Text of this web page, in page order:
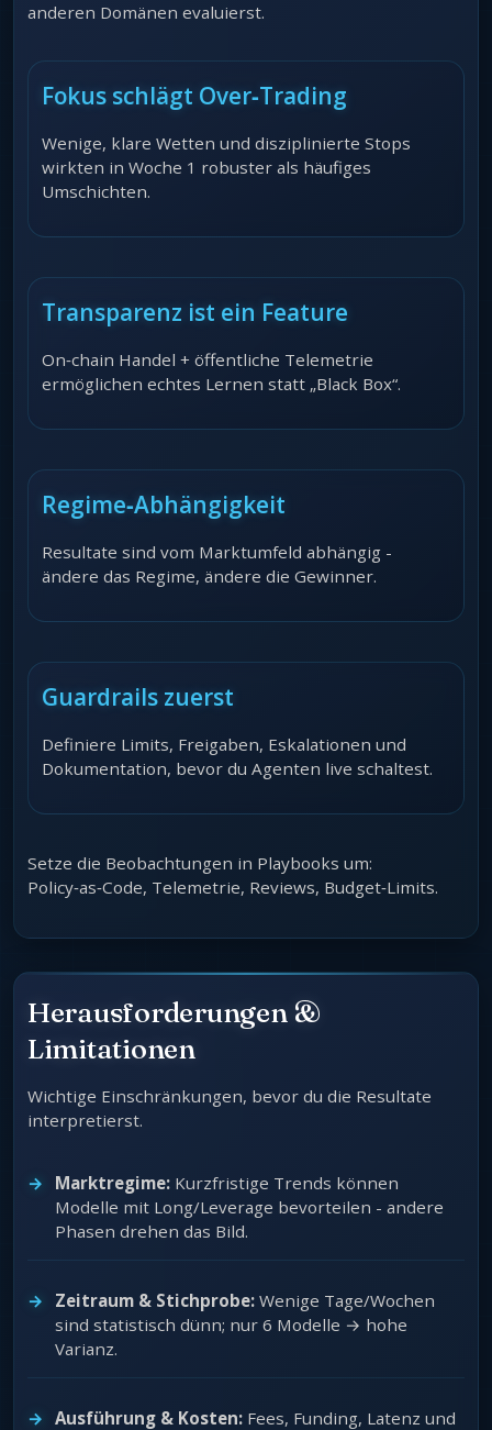
anderen Domänen evaluierst.
Fokus schlägt Over‑Trading
Wenige, klare Wetten und disziplinierte Stops
wirkten in Woche 1 robuster als häufiges
Umschichten.
Transparenz ist ein Feature
On‑chain Handel + öffentliche Telemetrie
ermöglichen echtes Lernen statt „Black Box“.
Regime‑Abhängigkeit
Resultate sind vom Marktumfeld abhängig -
ändere das Regime, ändere die Gewinner.
Guardrails zuerst
Definiere Limits, Freigaben, Eskalationen und
Dokumentation, bevor du Agenten live schaltest.
Setze die Beobachtungen in Playbooks um:
Policy‑as‑Code, Telemetrie, Reviews, Budget‑Limits.
Herausforderungen &
Limitationen
Wichtige Einschränkungen, bevor du die Resultate
interpretierst.
Marktregime: Kurzfristige Trends können
Modelle mit Long/Leverage bevorteilen - andere
Phasen drehen das Bild.
Zeitraum & Stichprobe: Wenige Tage/Wochen
sind statistisch dünn; nur 6 Modelle → hohe
Varianz.
Ausführung & Kosten: Fees, Funding, Latenz und